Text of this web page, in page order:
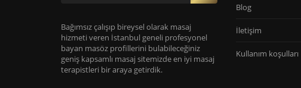
Bağımsız çalışıp bireysel olarak masaj
hizmeti veren İstanbul geneli profesyonel
bayan masöz profillerini bulabileceğiniz
geniş kapsamlı masaj sitemizde en iyi masaj
terapistleri bir araya getirdik.
Blog
İletişim
Kullanım koşulları